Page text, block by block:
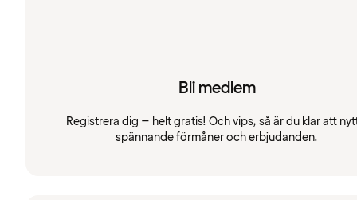
Bli medlem
Registrera dig – helt gratis! Och vips, så är du klar att
spännande förmåner och erbjudanden.